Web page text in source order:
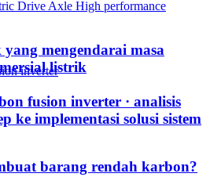
mengendarai masa
listrik
fusion inverter · analisis
ke implementasi solusi sistem
barang rendah karbon?